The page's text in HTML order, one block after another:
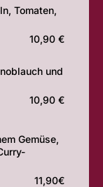
Tomaten,
10,90 €
und
10,90 €
Gemüse,
11,90€